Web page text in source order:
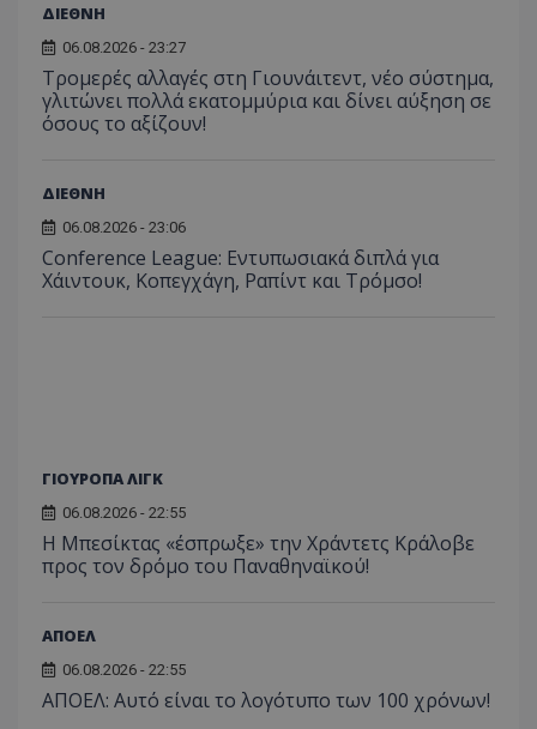
ΔΙΕΘΝΗ
06.08.2026 - 23:27
Τρομερές αλλαγές στη Γιουνάιτεντ, νέο σύστημα,
γλιτώνει πολλά εκατομμύρια και δίνει αύξηση σε
όσους το αξίζουν!
ΔΙΕΘΝΗ
06.08.2026 - 23:06
Conference League: Εντυπωσιακά διπλά για
Χάιντουκ, Κοπεγχάγη, Ραπίντ και Τρόμσο!
ΓΙΟΥΡΟΠΑ ΛΙΓΚ
06.08.2026 - 22:55
Η Μπεσίκτας «έσπρωξε» την Χράντετς Κράλοβε
προς τον δρόμο του Παναθηναϊκού!
ΑΠΟΕΛ
06.08.2026 - 22:55
ΑΠΟΕΛ: Αυτό είναι το λογότυπο των 100 χρόνων!